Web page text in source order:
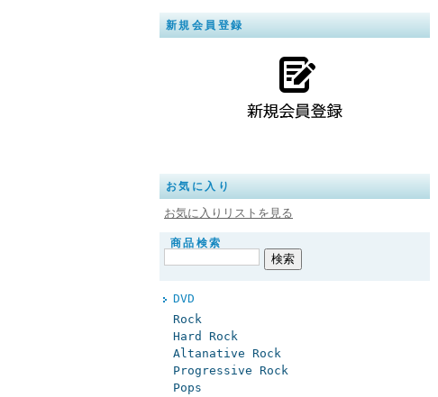
新規会員登録
お気に入り
お気に入りリストを見る
商品検索
DVD
Rock
Hard Rock
Altanative Rock
Progressive Rock
Pops